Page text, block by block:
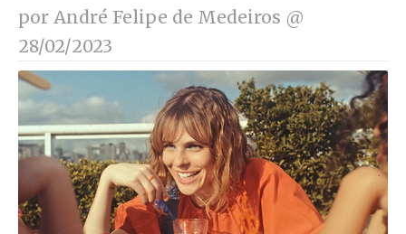
por André Felipe de Medeiros @
28/02/2023